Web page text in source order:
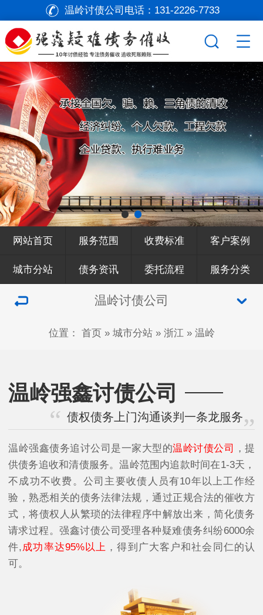
温岭讨债公司电话： 131-2226-7733
网站首页 服务范围 收费标准 客户案例
城市分站 债务资讯 委托流程 服务分类
温岭讨债公司
位置： 首页» 城市分站» 浙江» 温岭
温岭强鑫讨债公司
债权债务上门沟通谈判一条龙服务
温岭强鑫债务追讨公司是一家大型的温岭讨债公司
，提
供债务追收和清债服务。温岭范围内追款时间在1-3天，
不成功不收费。公司主要收债人员有10年以上工作经
验，熟悉相关的债务法律法规，通过正规合法的催收方
式，将债权人从繁琐的法律程序中解放出来，简化债务
请求过程。强鑫讨债公司受理各种疑难债务纠纷6000余
件, 成功率达95%以上 ，得到广大客户和社会同仁的认
可。